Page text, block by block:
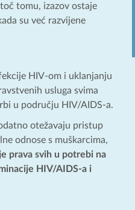
tomu, izazov ostaje
su već razvijene
HIV-om i uklanjanju
usluga svima
u području HIV/AIDS-a.
otežavaju pristup
odnose s muškarcima,
prava svih u potrebi na
HIV/AIDS-a i